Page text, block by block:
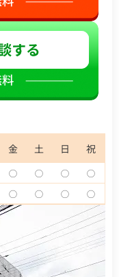
金 土 日 祝
◯ ◯ ◯
◯
◯ ◯ ◯ ◯